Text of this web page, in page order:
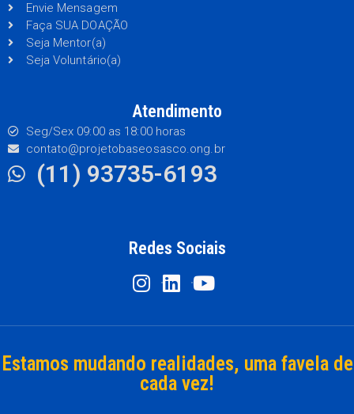
Envie Mensagem
Faça SUA DOAÇÃO
Seja Mentor(a)
Seja Voluntário(a)
Atendimento
Seg/Sex 09:00 as 18:00 horas
contato@projetobaseosasco.ong.br
(11) 93735-6193
Redes Sociais
Estamos mudando realidades, uma favela de
cada vez!